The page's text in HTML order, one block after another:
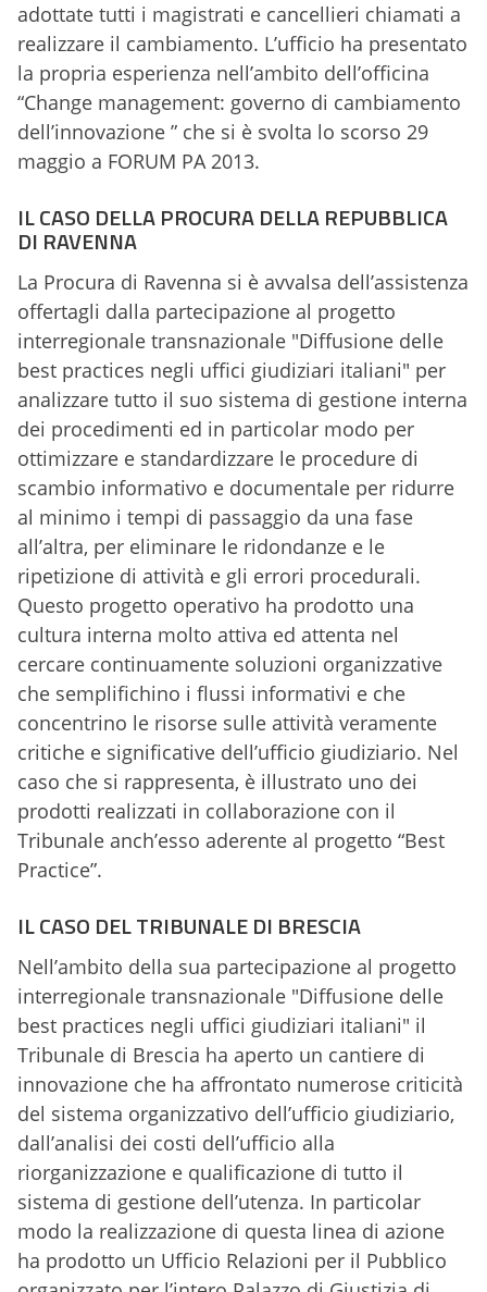
adottate tutti i magistrati e cancellieri chiamati a
realizzare il cambiamento. L’ufficio ha presentato
la propria esperienza nell’ambito dell’officina
“Change management: governo di cambiamento
dell’innovazione ” che si è svolta lo scorso 29
maggio a FORUM PA 2013.
IL CASO DELLA PROCURA DELLA REPUBBLICA
DI RAVENNA
La Procura di Ravenna si è avvalsa dell’assistenza
offertagli dalla partecipazione al progetto
interregionale transnazionale "Diffusione delle
best practices negli uffici giudiziari italiani" per
analizzare tutto il suo sistema di gestione interna
dei procedimenti ed in particolar modo per
ottimizzare e standardizzare le procedure di
scambio informativo e documentale per ridurre
al minimo i tempi di passaggio da una fase
all’altra, per eliminare le ridondanze e le
ripetizione di attività e gli errori procedurali.
Questo progetto operativo ha prodotto una
cultura interna molto attiva ed attenta nel
cercare continuamente soluzioni organizzative
che semplifichino i flussi informativi e che
concentrino le risorse sulle attività veramente
critiche e significative dell’ufficio giudiziario. Nel
caso che si rappresenta, è illustrato uno dei
prodotti realizzati in collaborazione con il
Tribunale anch’esso aderente al progetto “Best
Practice”.
IL CASO DEL TRIBUNALE DI BRESCIA
Nell’ambito della sua partecipazione al progetto
interregionale transnazionale "Diffusione delle
best practices negli uffici giudiziari italiani" il
Tribunale di Brescia ha aperto un cantiere di
innovazione che ha affrontato numerose criticità
del sistema organizzativo dell’ufficio giudiziario,
dall’analisi dei costi dell’ufficio alla
riorganizzazione e qualificazione di tutto il
sistema di gestione dell’utenza. In particolar
modo la realizzazione di questa linea di azione
ha prodotto un Ufficio Relazioni per il Pubblico